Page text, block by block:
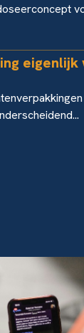
eigenlijk